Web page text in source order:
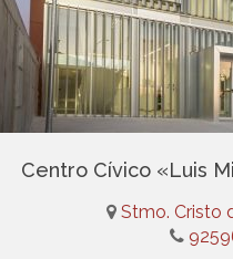
Centro Cívico «Luis
Stmo. Cristo